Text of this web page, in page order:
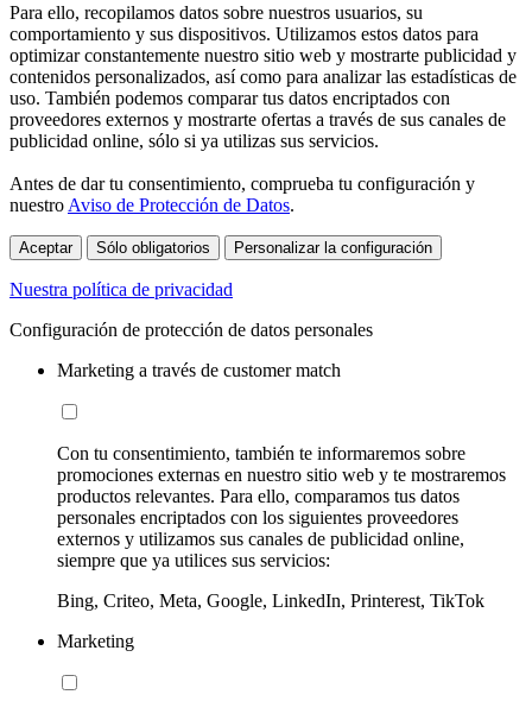
Para ello, recopilamos datos sobre nuestros usuarios, su
comportamiento y sus dispositivos. Utilizamos estos datos para
optimizar constantemente nuestro sitio web y mostrarte publicidad y
contenidos personalizados, así como para analizar las estadísticas de
uso. También podemos comparar tus datos encriptados con
proveedores externos y mostrarte ofertas a través de sus canales de
publicidad online, sólo si ya utilizas sus servicios.
Antes de dar tu consentimiento, comprueba tu configuración y
nuestro Aviso de Protección de Datos.
Aceptar Sólo obligatorios Personalizar la configuración
Nuestra política de privacidad
Configuración de protección de datos personales
Marketing a través de customer match
Con tu consentimiento, también te informaremos sobre
promociones externas en nuestro sitio web y te mostraremos
productos relevantes. Para ello, comparamos tus datos
personales encriptados con los siguientes proveedores
externos y utilizamos sus canales de publicidad online,
siempre que ya utilices sus servicios:
Bing, Criteo, Meta, Google, LinkedIn, Printerest, TikTok
Marketing